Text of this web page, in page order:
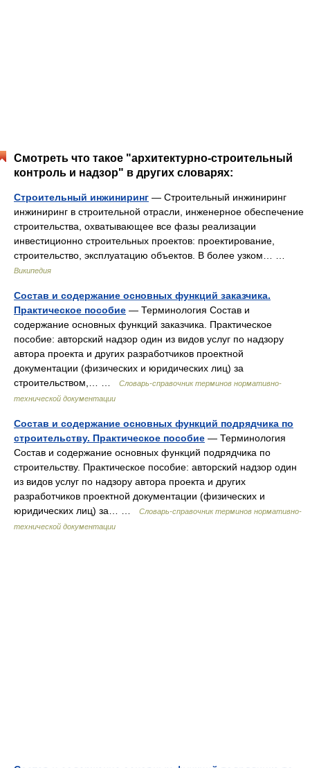
Смотреть что такое "архитектурно-строительный
контроль и надзор" в других словарях:
Строительный инжиниринг — Строительный инжиниринг
инжиниринг в строительной отрасли, инженерное обеспечение
строительства, охватывающее все фазы реализации
инвестиционно строительных проектов: проектирование,
строительство, эксплуатацию объектов. В более узком… …
Википедия
Состав и содержание основных функций заказчика.
Практическое пособие — Терминология Состав и
содержание основных функций заказчика. Практическое
пособие: авторский надзор один из видов услуг по надзору
автора проекта и других разработчиков проектной
документации (физических и юридических лиц) за
строительством,… …
Словарь-справочник терминов нормативно-
технической документации
Состав и содержание основных функций подрядчика по
строительству. Практическое пособие — Терминология
Состав и содержание основных функций подрядчика по
строительству. Практическое пособие: авторский надзор один
из видов услуг по надзору автора проекта и других
разработчиков проектной документации (физических и
юридических лиц) за… …
Словарь-справочник терминов нормативно-
технической документации